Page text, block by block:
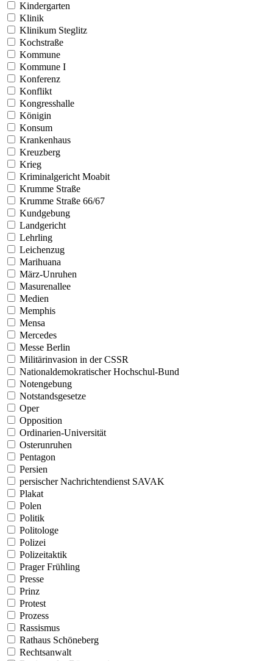
Kindergarten
Klinik
Klinikum Steglitz
Kochstraße
Kommune
Kommune I
Konferenz
Konflikt
Kongresshalle
Königin
Konsum
Krankenhaus
Kreuzberg
Krieg
Kriminalgericht Moabit
Krumme Straße
Krumme Straße 66/67
Kundgebung
Landgericht
Lehrling
Leichenzug
Marihuana
März-Unruhen
Masurenallee
Medien
Memphis
Mensa
Mercedes
Messe Berlin
Militärinvasion in der CSSR
Nationaldemokratischer Hochschul-Bund
Notengebung
Notstandsgesetze
Oper
Opposition
Ordinarien-Universität
Osterunruhen
Pentagon
Persien
persischer Nachrichtendienst SAVAK
Plakat
Polen
Politik
Politologe
Polizei
Polizeitaktik
Prager Frühling
Presse
Prinz
Protest
Prozess
Rassismus
Rathaus Schöneberg
Rechtsanwalt